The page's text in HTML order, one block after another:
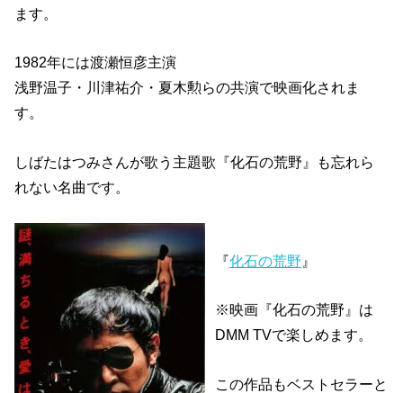
ます。
1982年には渡瀬恒彦主演
浅野温子・川津祐介・夏木勲らの共演で映画化されま
す。
しばたはつみさんが歌う主題歌『化石の荒野』も忘れら
れない名曲です。
『化石の荒野 』
※映画『化石の荒野』は
DMM TVで楽しめます。
この作品もベストセラーと